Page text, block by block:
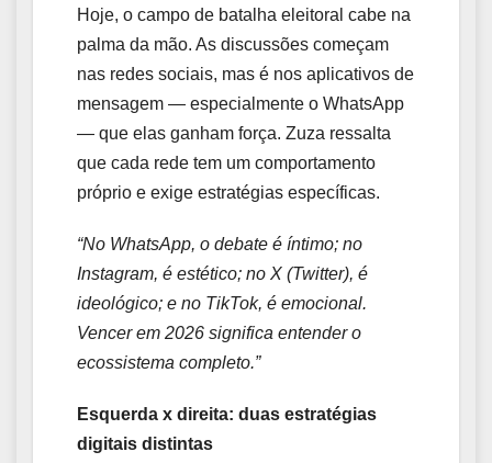
Hoje, o campo de batalha eleitoral cabe na
palma da mão. As discussões começam
nas redes sociais, mas é nos aplicativos de
mensagem — especialmente o WhatsApp
— que elas ganham força. Zuza ressalta
que cada rede tem um comportamento
próprio e exige estratégias específicas.
“No WhatsApp, o debate é íntimo; no
Instagram, é estético; no X (Twitter), é
ideológico; e no TikTok, é emocional.
Vencer em 2026 significa entender o
ecossistema completo.”
Esquerda x direita: duas estratégias
digitais distintas